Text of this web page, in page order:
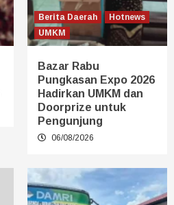
Berita Daerah
Hotnews
UMKM
Bazar Rabu
Pungkasan Expo 2026
Hadirkan UMKM dan
Doorprize untuk
Pengunjung
06/08/2026